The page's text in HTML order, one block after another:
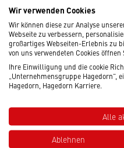
indem Sie das unter dem
Browser-Plugin
https://tools.google.com/
Widerspruch gegen
Sie können die Erfassung
Analytics verhindern,
Es wird ein Opt-Out-
Ihrer Daten bei
verhindert: Google
Wir verwenden Cookies
Wir können diese zur Analyse
Webseite zu verbessern,
großartiges Webseiten-Erlebnis zu
von uns verwendeten Cookies
Ihre Einwilligung und die cookie
„Unternehmensgruppe Hagedorn“,
Hagedorn, Hagedorn Karriere.
Alle
Ablehnen